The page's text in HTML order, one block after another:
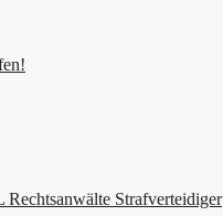
Strafverteidiger